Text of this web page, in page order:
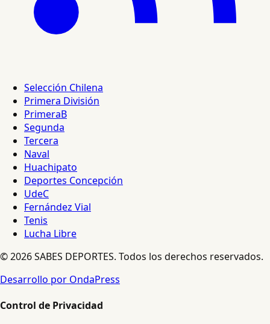
Selección Chilena
Primera División
PrimeraB
Segunda
Tercera
Naval
Huachipato
Deportes Concepción
UdeC
Fernández Vial
Tenis
Lucha Libre
© 2026 SABES DEPORTES. Todos los derechos reservados.
Desarrollo por OndaPress
Control de Privacidad